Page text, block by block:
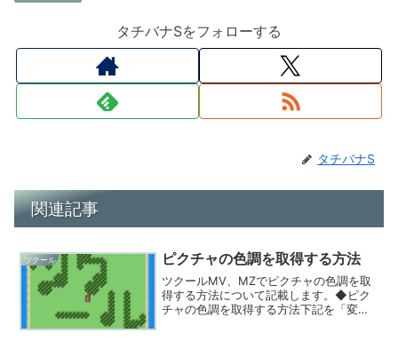
タチバナSをフォローする
タチバナS
関連記事
ツクール ピクチャの色調を取得する方法
ツクールMV、MZでピクチャの色調を取
得する方法について記載します。◆ピク
チャの色調を取得する方法下記を「変数